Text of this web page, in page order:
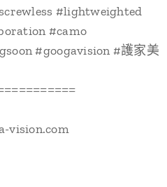
#lightweighted
#camo
#googavision #護家美
vision.com